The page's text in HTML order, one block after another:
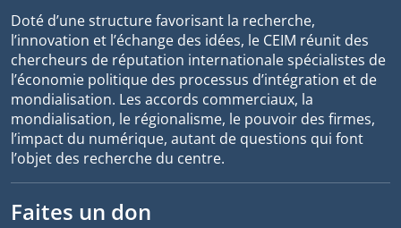
Doté d’une structure favorisant la recherche,
l’innovation et l’échange des idées, le CEIM réunit des
chercheurs de réputation internationale spécialistes de
l’économie politique des processus d’intégration et de
mondialisation. Les accords commerciaux, la
mondialisation, le régionalisme, le pouvoir des firmes,
l’impact du numérique, autant de questions qui font
l’objet des recherche du centre.
Faites un don